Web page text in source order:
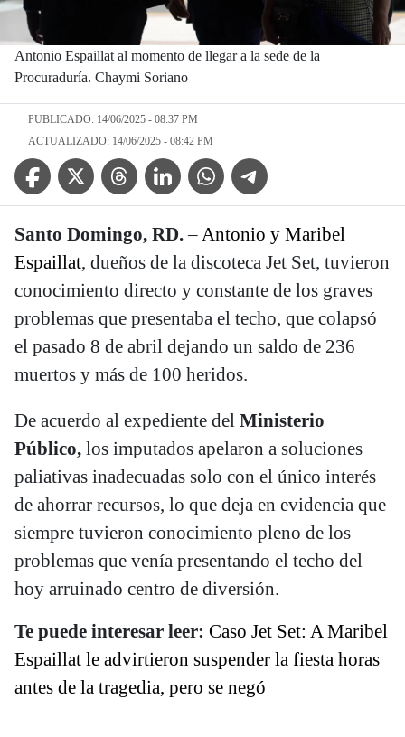
Antonio Espaillat al momento de llegar a la sede de la
Procuraduría. Chaymi Soriano
PUBLICADO: 14/06/2025 - 08:37 PM
ACTUALIZADO: 14/06/2025 - 08:42 PM
Facebook IconTwitter IconThreads IconLinkedin IconWhatsApp IconTelegram Icon
Santo Domingo, RD.– Antonio y Maribel
Espaillat, dueños de la discoteca Jet Set, tuvieron
conocimiento directo y constante de los graves
problemas que presentaba el techo, que colapsó
el pasado 8 de abril dejando un saldo de 236
muertos y más de 100 heridos.
De acuerdo al expediente del Ministerio
Público, los imputados apelaron a soluciones
paliativas inadecuadas solo con el único interés
de ahorrar recursos, lo que deja en evidencia que
siempre tuvieron conocimiento pleno de los
problemas que venía presentando el techo del
hoy arruinado centro de diversión.
Te puede interesar leer: Caso Jet Set: A Maribel
Espaillat le advirtieron suspender la fiesta horas
antes de la tragedia, pero se negó